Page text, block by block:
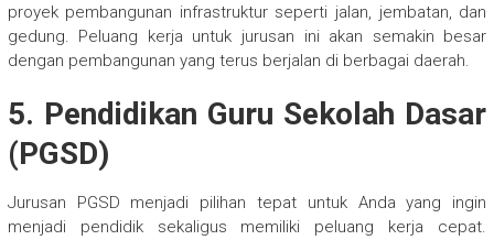
proyek pembangunan infrastruktur seperti jalan, jembatan, dan
gedung. Peluang kerja untuk jurusan ini akan semakin besar
dengan pembangunan yang terus berjalan di berbagai daerah.
5. Pendidikan Guru Sekolah Dasar
(PGSD)
Jurusan PGSD menjadi pilihan tepat untuk Anda yang ingin
menjadi pendidik sekaligus memiliki peluang kerja cepat.